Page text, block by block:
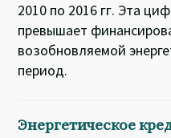
2010 по 2016 гг. Эта
превышает
возобновляемой
период.
Энергетическое